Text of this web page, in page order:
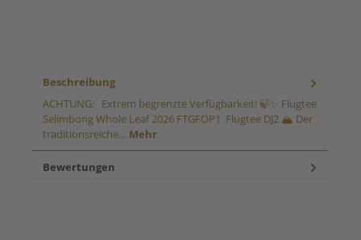
Beschreibung
ACHTUNG: Extrem begrenzte Verfügbarkeit! 🍃✨ Flugtee
Selimbong Whole Leaf 2026 FTGFOP1 Flugtee DJ2 🏔️ Der
traditionsreiche… Mehr
Bewertungen